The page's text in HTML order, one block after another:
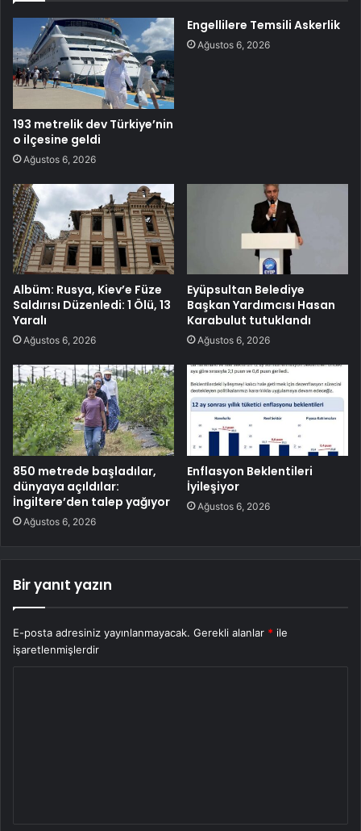
193 metrelik dev Türkiye’nin
o ilçesine geldi
Ağustos 6, 2026
Engellilere Temsili Askerlik
Ağustos 6, 2026
Albüm: Rusya, Kiev’e Füze
Saldırısı Düzenledi: 1 Ölü, 13
Yaralı
Ağustos 6, 2026
Eyüpsultan Belediye
Başkan Yardımcısı Hasan
Karabulut tutuklandı
Ağustos 6, 2026
850 metrede başladılar,
dünyaya açıldılar:
İngiltere’den talep yağıyor
Ağustos 6, 2026
Enflasyon Beklentileri
İyileşiyor
Ağustos 6, 2026
Bir yanıt yazın
E-posta adresiniz yayınlanmayacak. Gerekli alanlar * ile
işaretlenmişlerdir